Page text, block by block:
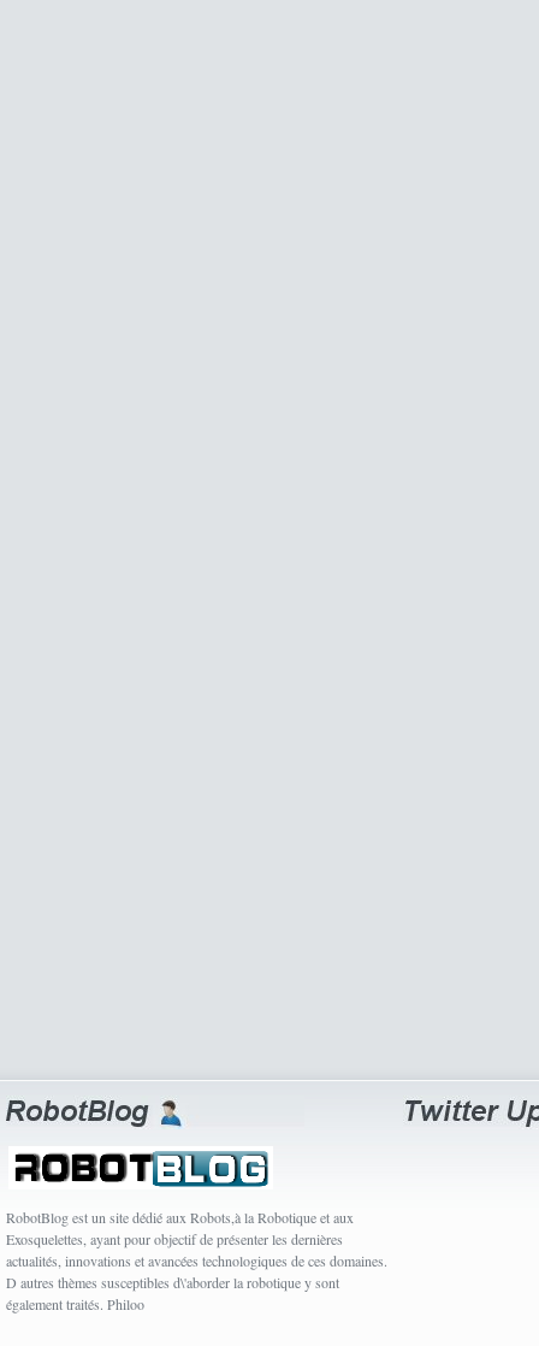
RobotBlog est un site dédié aux Robots,à la Robotique et aux
Exosquelettes, ayant pour objectif de présenter les dernières
actualités, innovations et avancées technologiques de ces domaines.
D autres thèmes susceptibles d\'aborder la robotique y sont
également traités. Philoo